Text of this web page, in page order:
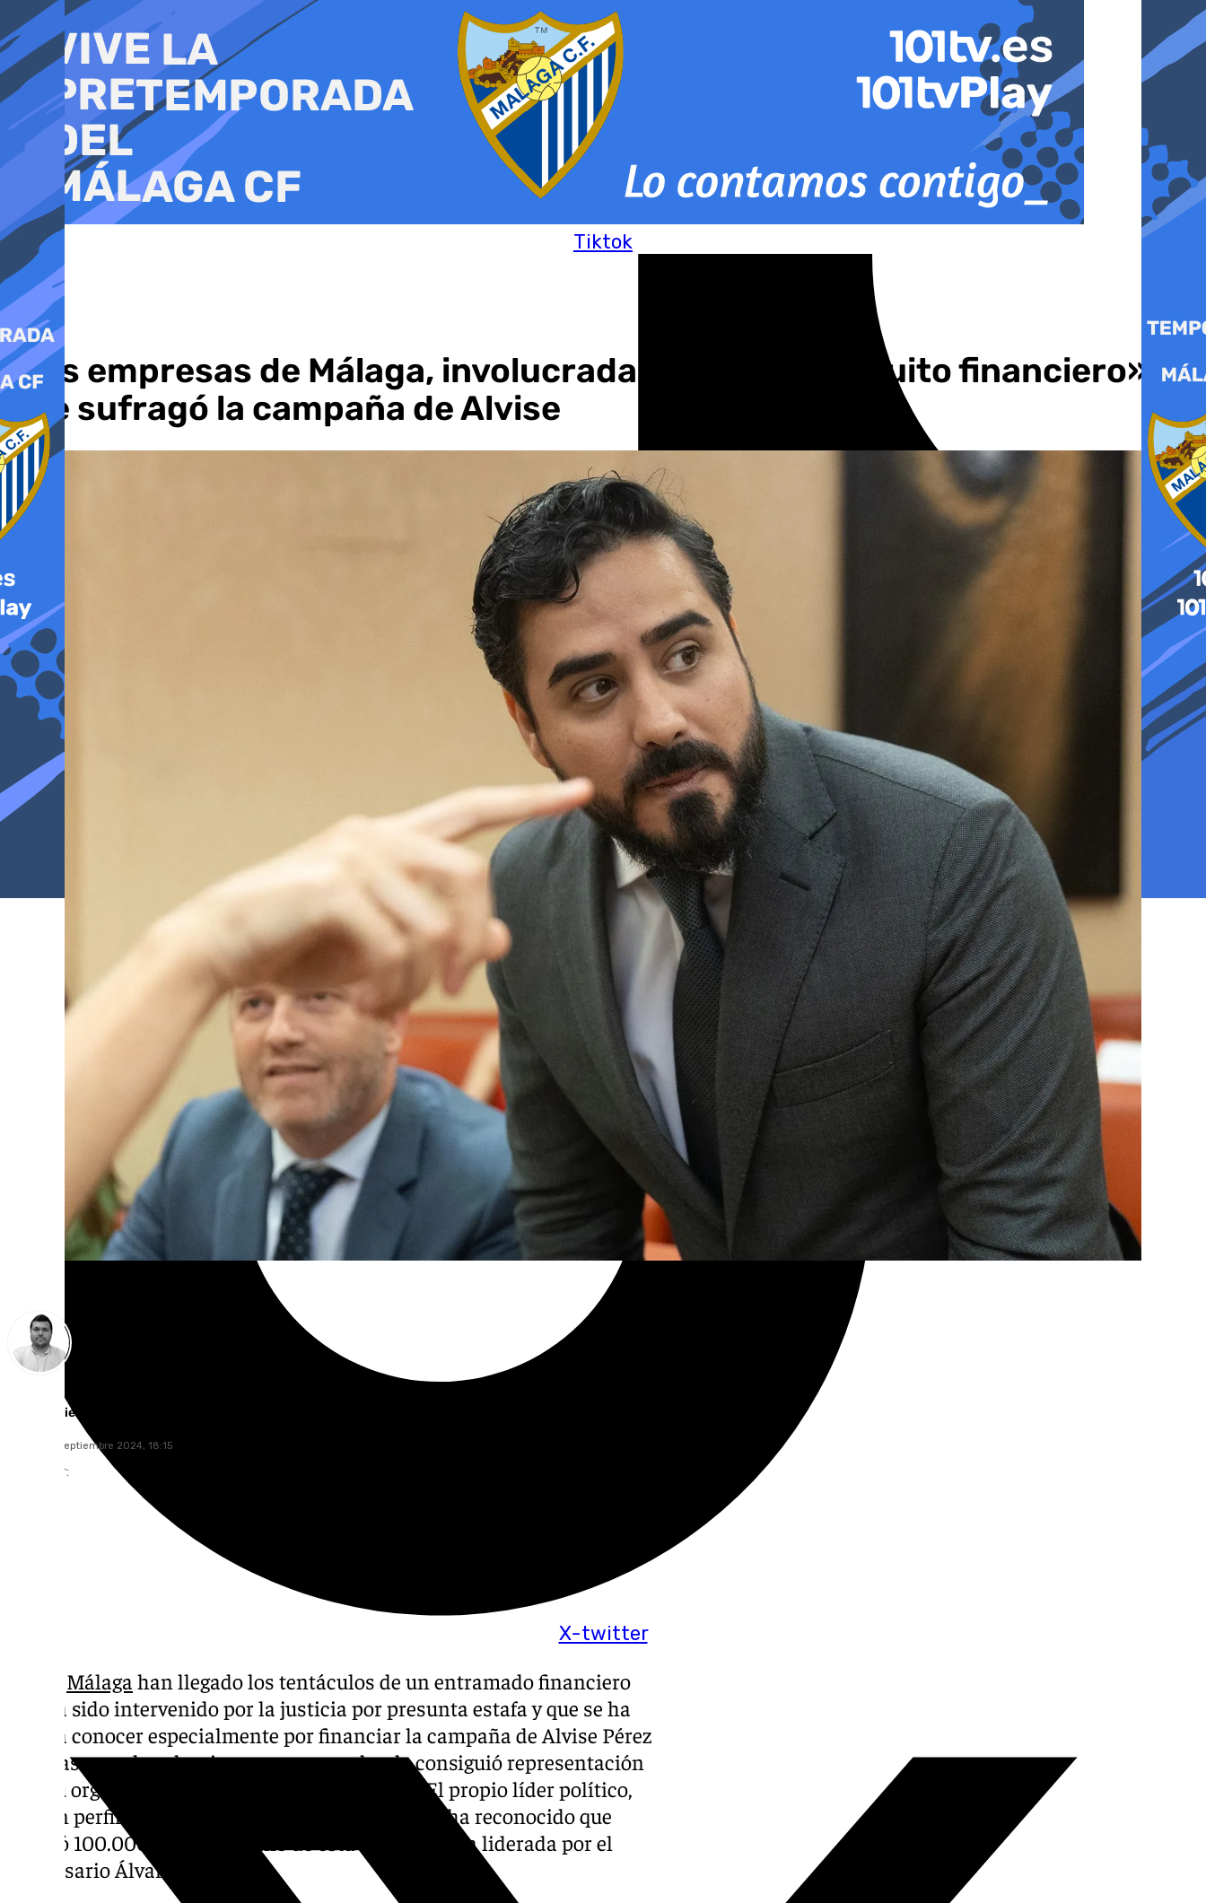
al
contenido
Tiktok
X-twitter
Tres empresas de Málaga, involucradas en el «chiringuito financiero»
que sufragó la campaña de Alvise
Borja Gutiérrez
jueves, 26 septiembre 2024, 18:15
Compartir:
Málaga han llegado los tentáculos de un entramado financiero
que ha sido intervenido por la justicia por presunta estafa y que se ha
dado a conocer especialmente por financiar la campaña de Alvise Pérez
para las pasadas elecciones europeas, donde consiguió representación
con su organización Se Acabó la Fiesta (SALF). El propio líder político,
con un perfil muy polémico, de extrema derecha, ha reconocido que
recibió 100.000 euros en mano de esta organización liderada por el
empresario Álvaro Romillo.